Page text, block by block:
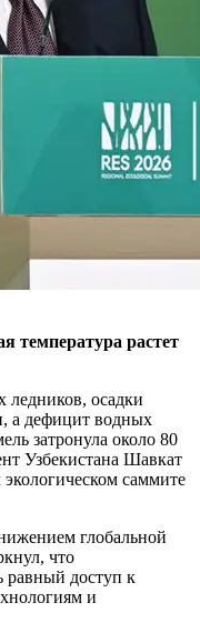
температура растет
ледников, осадки
а дефицит водных
затронула около 80
Узбекистана Шавкат
саммите
глобальной
что
равный доступ к
и